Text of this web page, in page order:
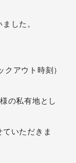
した。
アウト時刻）
の私有地とし
いただきま